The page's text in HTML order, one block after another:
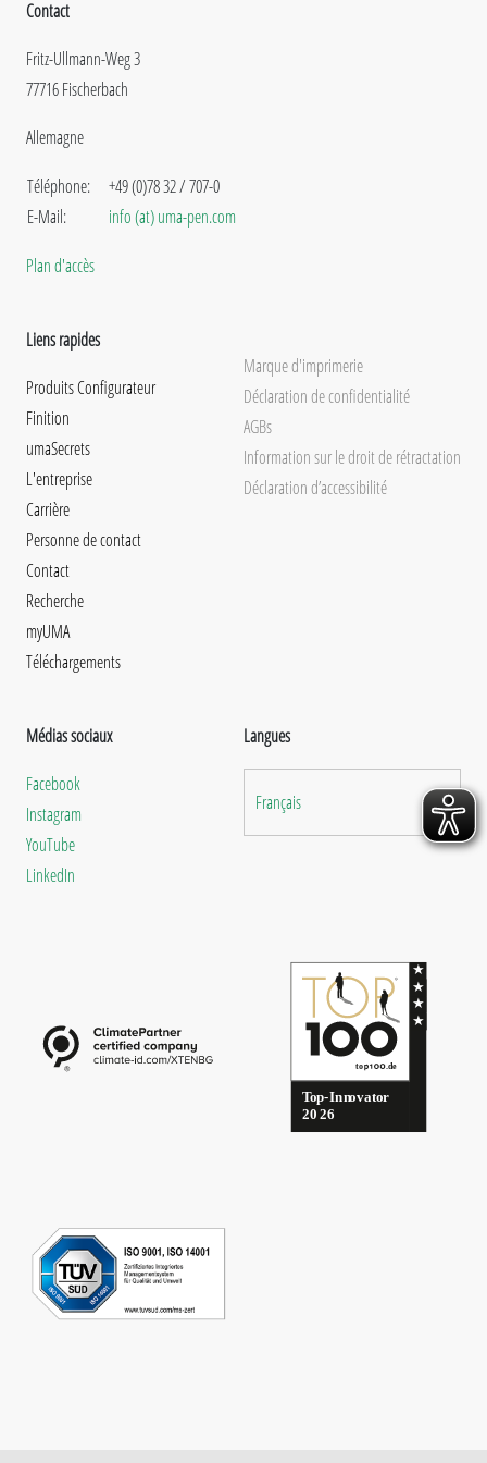
Contact
Fritz-Ullmann-Weg 3
77716 Fischerbach
Allemagne
Téléphone:
E-Mail:
+49 (0)78 32 / 707-0
info (at) uma-pen.com
Plan d'accès
Liens rapides
Produits Configurateur
Finition
umaSecrets
L'entreprise
Carrière
Personne de contact
Contact
Recherche
myUMA
Téléchargements
Marque d'imprimerie
Déclaration de confidentialité
AGBs
Information sur le droit de rétractation
Déclaration d’accessibilité
Médias sociaux
Facebook
Instagram
YouTube
LinkedIn
Langues
Français